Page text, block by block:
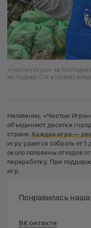
«Чистые Игры» за
молодежи СГК в
Напомним, «Чистые Игры»
объединяют десятки
стране.Каждая игра —
игру удается собрать от
около половины отходов
переработку. При
игр.
Понравилась
ВКонтакте